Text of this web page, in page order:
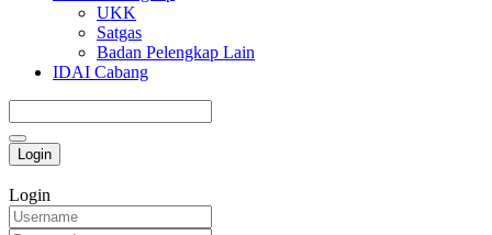
UKK
Satgas
Badan Pelengkap Lain
IDAI Cabang
Login
Login